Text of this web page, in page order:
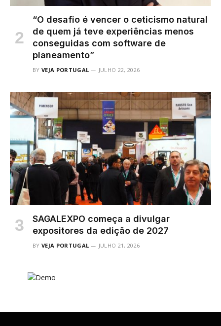
“O desafio é vencer o ceticismo natural
de quem já teve experiências menos
conseguidas com software de
planeamento”
BY VEJA PORTUGAL JULHO 22, 2026
SAGALEXPO começa a divulgar
expositores da edição de 2027
BY VEJA PORTUGAL JULHO 21, 2026